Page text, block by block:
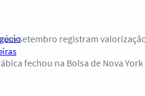
setembro registram
fechou na Bolsa de Nova